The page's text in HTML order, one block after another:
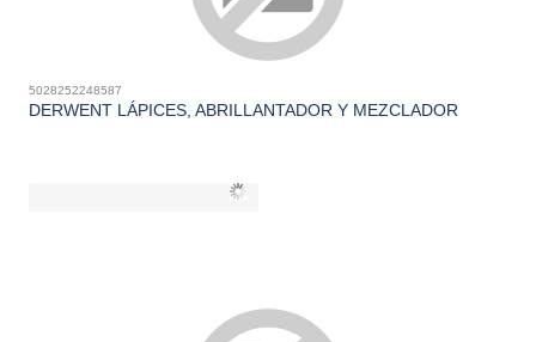
5028252248587
DERWENT LÁPICES, ABRILLANTADOR Y MEZCLADOR